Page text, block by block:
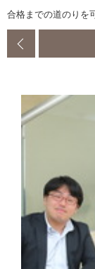
合格までの道のりを